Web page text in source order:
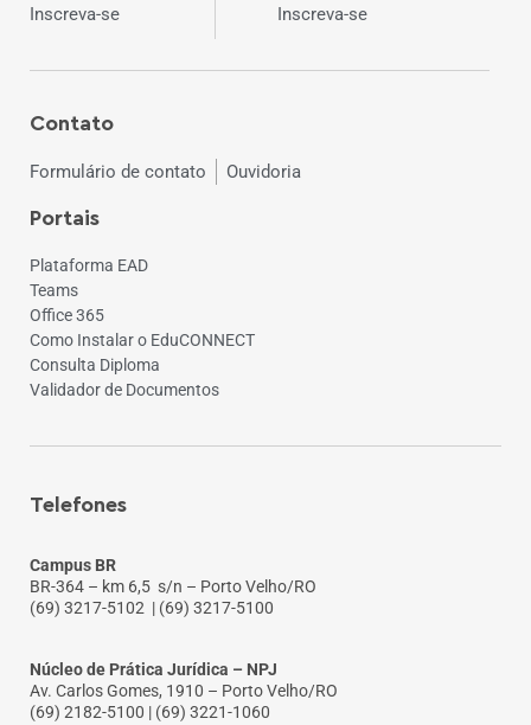
Inscreva-se
Inscreva-se
Contato
Formulário de contato Ouvidoria
Portais
Plataforma EAD
Teams
Office 365
Como Instalar o EduCONNECT
Consulta Diploma
Validador de Documentos
Telefones
Campus BR
BR-364 – km 6,5 s/n – Porto Velho/RO
(69) 3217-5102 | (69) 3217-5100
Núcleo de Prática Jurídica – NPJ
Av. Carlos Gomes, 1910 – Porto Velho/RO
(69) 2182-5100 | (69) 3221-1060